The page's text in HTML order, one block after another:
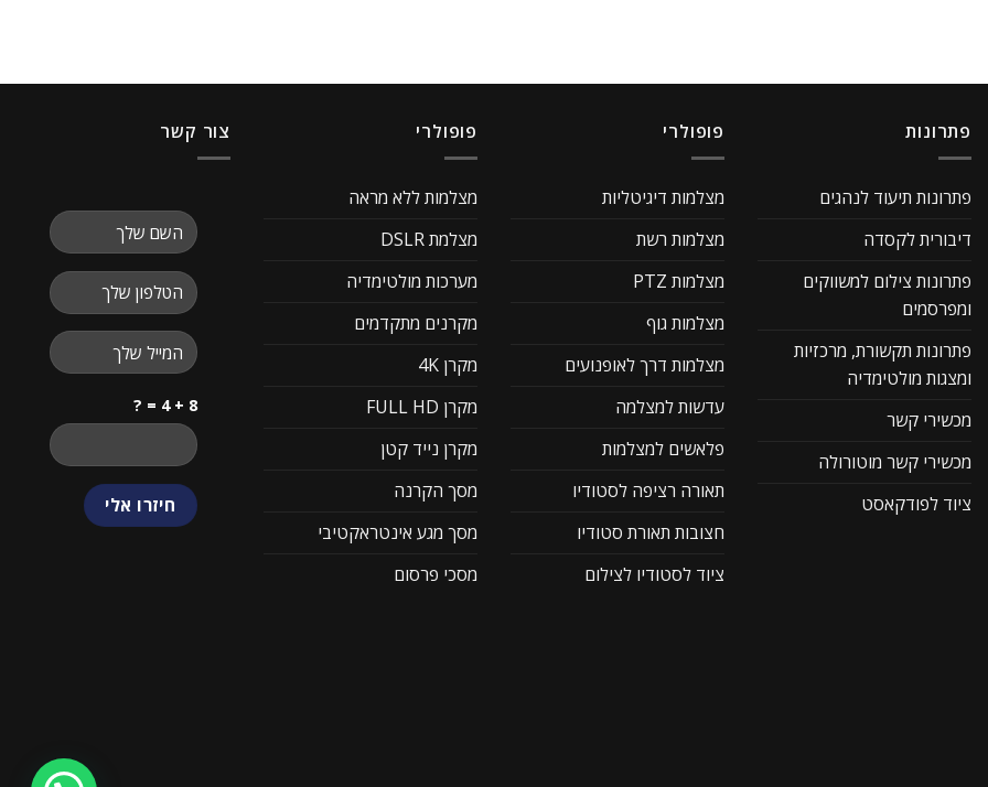
פתרונות
פתרונות תיעוד לנהגים
דיבורית לקסדה
פתרונות צילום למשווקים
ומפרסמים
פתרונות תקשורת, מרכזיות
ומצגות מולטימדיה
מכשירי קשר
מכשירי קשר מוטורולה
ציוד לפודקאסט
פופולרי
מצלמות דיגיטליות
מצלמות רשת
מצלמות PTZ
מצלמות גוף
מצלמות דרך לאופנועים
עדשות למצלמה
פלאשים למצלמות
תאורה רציפה לסטודיו
חצובות תאורת סטודיו
ציוד לסטודיו לצילום
פופולרי
מצלמות ללא מראה
מצלמת DSLR
מערכות מולטימדיה
מקרנים מתקדמים
מקרן 4K
מקרן FULL HD
מקרן נייד קטן
מסך הקרנה
מסך מגע אינטראקטיבי
מסכי פרסום
צור קשר
8 + 4 = ?